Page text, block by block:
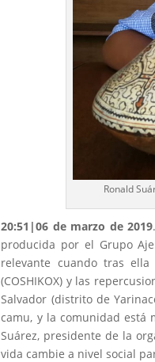
Ronald
20:51|06 de marzo de 2019
producida por el Grupo
relevante cuando tras
(COSHIKOX) y las
Salvador (distrito de
camu, y la comunidad está
Suárez, presidente de la
vida cambie a nivel social